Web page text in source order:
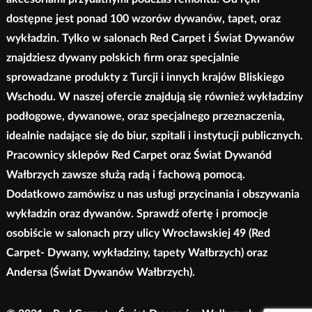
dostępne jest ponad 100 wzorów dywanów, tapet, oraz
wykładzin. Tylko w salonach Red Carpet i Świat Dywanów
znajdziesz dywany polskich firm oraz specjalnie
sprowadzane produkty z Turcji i innych krajów Bliskiego
Wschodu. W naszej ofercie znajdują się również wykładziny
podłogowe, dywanowe, oraz specjalnego przeznaczenia,
idealnie nadające się do biur, szpitali i instytucji publicznych.
Pracownicy sklepów Red Carpet oraz Świat Dywanód
Wałbrzych zawsze służą radą i fachową pomocą.
Dodatkowo zamówisz u nas usługi przycinania i obszywania
wykładzin oraz dywanów. Sprawdź ofertę i promocje
osobiście w salonach przy ulicy Wrocławskiej 49 (Red
Carpet- Dywany, wykładziny, tapety Wałbrzych) oraz
Andersa (Świat Dywanów Wałbrzych).